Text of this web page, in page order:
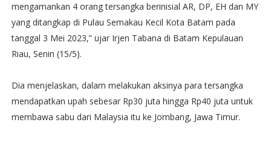
mengamankan 4 orang tersangka berinisial AR, DP, EH dan MY
yang ditangkap di Pulau Semakau Kecil Kota Batam pada
tanggal 3 Mei 2023,” ujar Irjen Tabana di Batam Kepulauan
Riau, Senin (15/5).
Dia menjelaskan, dalam melakukan aksinya para tersangka
mendapatkan upah sebesar Rp30 juta hingga Rp40 juta untuk
membawa sabu dari Malaysia itu ke Jombang, Jawa Timur.